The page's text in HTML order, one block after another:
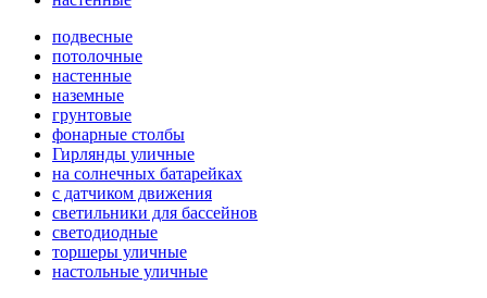
подвесные
потолочные
настенные
наземные
грунтовые
фонарные столбы
Гирлянды уличные
на солнечных батарейках
с датчиком движения
светильники для бассейнов
светодиодные
торшеры уличные
настольные уличные